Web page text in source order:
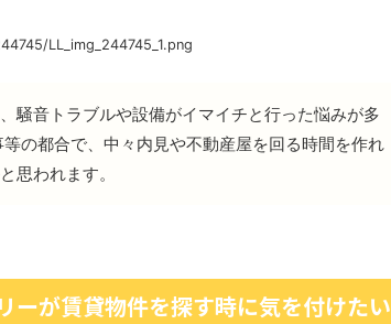
LL_img_244745_1.png
騒音トラブルや設備がイマイチと行った悩みが多
の都合で、中々内見や不動産屋を回る時間を作れ
思われます。
ーが賃貸物件を探す時に気を付けたい